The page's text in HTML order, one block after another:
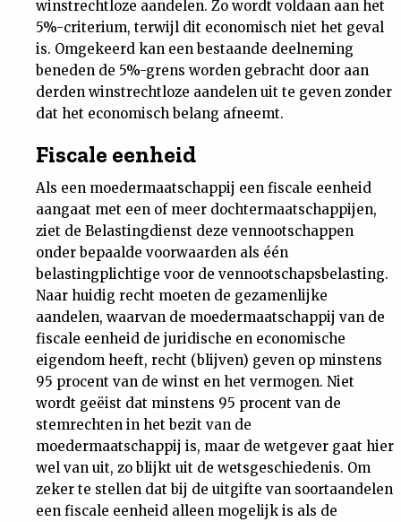
winstrechtloze aandelen. Zo wordt voldaan aan het
5%-criterium, terwijl dit economisch niet het geval
is. Omgekeerd kan een bestaande deelneming
beneden de 5%-grens worden gebracht door aan
derden winstrechtloze aandelen uit te geven zonder
dat het economisch belang afneemt.
Fiscale eenheid
Als een moedermaatschappij een fiscale eenheid
aangaat met een of meer dochtermaatschappijen,
ziet de Belastingdienst deze vennootschappen
onder bepaalde voorwaarden als één
belastingplichtige voor de vennootschapsbelasting.
Naar huidig recht moeten de gezamenlijke
aandelen, waarvan de moedermaatschappij van de
fiscale eenheid de juridische en economische
eigendom heeft, recht (blijven) geven op minstens
95 procent van de winst en het vermogen. Niet
wordt geëist dat minstens 95 procent van de
stemrechten in het bezit van de
moedermaatschappij is, maar de wetgever gaat hier
wel van uit, zo blijkt uit de wetsgeschiedenis. Om
zeker te stellen dat bij de uitgifte van soortaandelen
een fiscale eenheid alleen mogelijk is als de